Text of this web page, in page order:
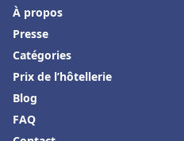
Hôtels à Positano
Hôtels aux Baux-de-Provence
Hôtels dans le Gers
Hôtels à Ramara
À propos
Presse
Catégories
Prix de l’hôtellerie
Blog
FAQ